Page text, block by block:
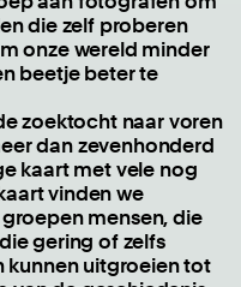
die zelf proberen
onze wereld minder
beetje beter te
zoektocht naar voren
dan zevenhonderd
kaart met vele nog
vinden we
mensen, die
gering of zelfs
kunnen uitgroeien tot